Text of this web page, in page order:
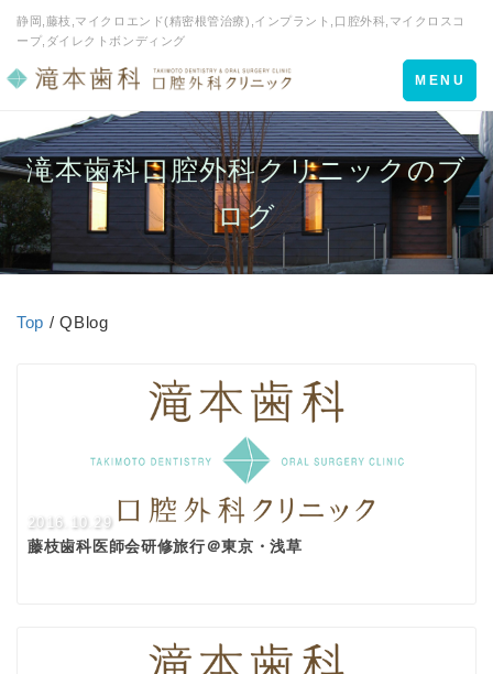
静岡,藤枝,マイクロエンド(精密根管治療),インプラント,口腔外科,マイクロスコ
ープ,ダイレクトボンディング
Toggle
navigation
MENU
滝本歯科口腔外科クリニックのブ
ログ
Top / QBlog
2016.10.29
藤枝歯科医師会研修旅行＠東京・浅草